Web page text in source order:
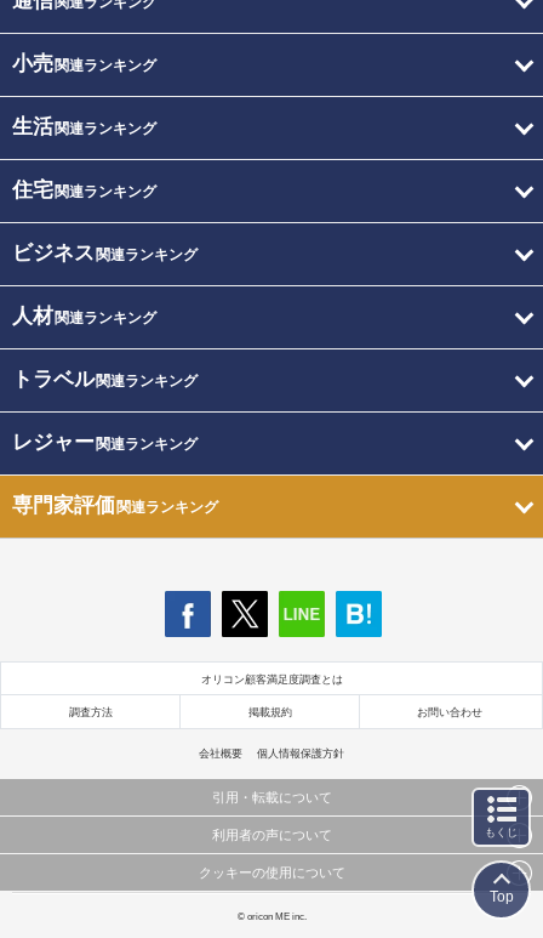
小売関連ランキング
生活関連ランキング
住宅関連ランキング
ビジネス 関連ランキング
人材関連ランキング
トラベル関連ランキング
レジャー関連ランキング
専門家評価関連ランキング
オリコン顧客満足度調査とは
調査方法 掲載規約 お問い合わせ
会社概要 個人情報保護方針
引用・転載について
当サイトで公開されている情報（文字、写真、イラスト、画像データ等）及びこれらの配置・
これらの情報を権利者の許可なく無断転載・複製などの二次利用を行うことは固く禁じており
利用者の声について
当サイトに掲載している内容はすべてサービスの利用者が提出された見解・感想です。
弊社の見解・ 意見ではないことをご理解いただいた上でご覧ください。
クッキーの使用について
このサイトでは Cookie を使用して、ユーザーに合わせたコンテンツや広告の表示、ソーシャル
© oricon ME inc.
もくじ
Top